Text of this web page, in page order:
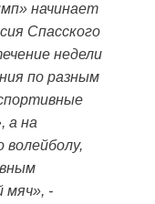
начинает
Спасского
недели
по разным
а на
мяч», -